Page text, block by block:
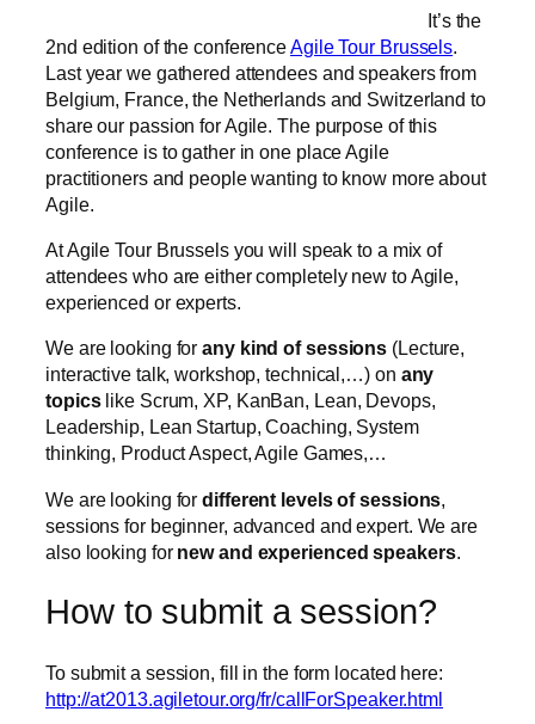
It’s the
2nd edition of the conferenceAgile Tour Brussels.
Last year we gathered attendees and speakers from
Belgium, France, the Netherlands and Switzerland to
share our passion for Agile. The purpose of this
conference is to gather in one place Agile
practitioners and people wanting to know more about
Agile.
At Agile Tour Brussels you will speak to a mix of
attendees who are either completely new to Agile,
experienced or experts.
We are looking forany kind of sessions (Lecture,
interactive talk, workshop, technical,…) on any
topicslike Scrum, XP, KanBan, Lean, Devops,
Leadership, Lean Startup, Coaching, System
thinking, Product Aspect, Agile Games,…
We are looking fordifferent levels of sessions
sessions for beginner, advanced and expert. We are
also looking for new and experienced speakers.
How to submit a session?
To submit a session, fill in the form located here:
http://at2013.agiletour.org/fr/callForSpeaker.html